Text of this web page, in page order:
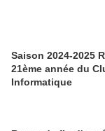
Saison 2024-2025
21ème année du
Informatique